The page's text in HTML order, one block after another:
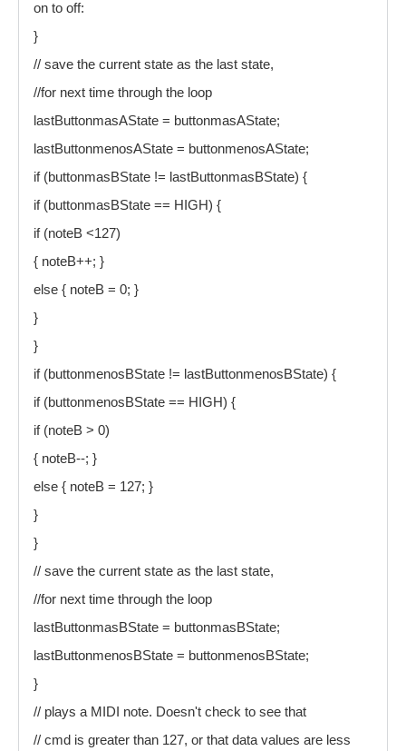
on to off:
}
// save the current state as the last state,
//for next time through the loop
lastButtonmasAState = buttonmasAState;
lastButtonmenosAState = buttonmenosAState;
if (buttonmasBState != lastButtonmasBState) {
if (buttonmasBState == HIGH) {
if (noteB <127)
{ noteB++; }
else { noteB = 0; }
}
}
if (buttonmenosBState != lastButtonmenosBState) {
if (buttonmenosBState == HIGH) {
if (noteB > 0)
{ noteB--; }
else { noteB = 127; }
}
}
// save the current state as the last state,
//for next time through the loop
lastButtonmasBState = buttonmasBState;
lastButtonmenosBState = buttonmenosBState;
}
// plays a MIDI note. Doesn't check to see that
// cmd is greater than 127, or that data values are less